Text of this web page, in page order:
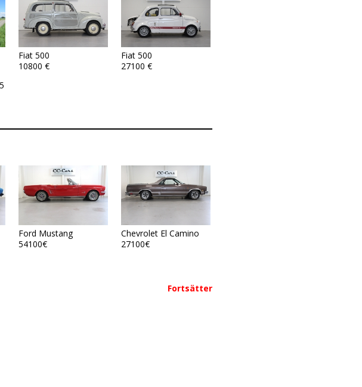
Fiat 500
10800 €
Fiat 500
27100 €
Ford Mustang
54100€
Chevrolet El Camino
27100€
Fortsätter